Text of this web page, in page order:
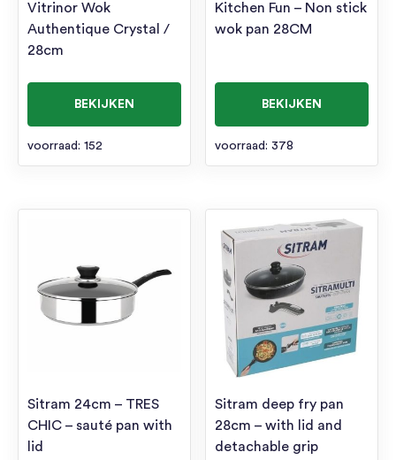
Vitrinor Wok
Authentique Crystal /
28cm
BEKIJKEN
voorraad: 152
Kitchen Fun – Non stick
wok pan 28CM
BEKIJKEN
voorraad: 378
Sitram 24cm – TRES
CHIC – sauté pan with
lid
Sitram deep fry pan
28cm – with lid and
detachable grip